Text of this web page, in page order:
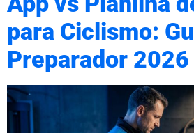
para Ciclismo:
Preparador 2026